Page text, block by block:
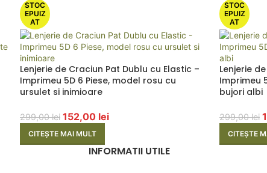
STOC
EPUIZ
AT
Lenjerie de Craciun Pat Dublu cu Elastic –
Imprimeu 5D 6 Piese, model rosu cu
ursulet si inimioare
299,00lei 152,00 lei
CITEȘTE MAI MULT
STOC
EPUIZ
AT
Lenjerie
Imprimeu
bujori albi
299,00lei
CITEȘTE
INFORMATII UTILE